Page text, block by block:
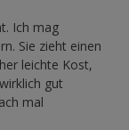
Ich mag
Sie zieht einen
leichte Kost,
gut
mal